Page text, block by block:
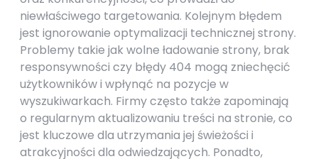
niewłaściwego targetowania. Kolejnym błędem
jest ignorowanie optymalizacji technicznej strony.
Problemy takie jak wolne ładowanie strony, brak
responsywności czy błędy 404 mogą zniechęcić
użytkowników i wpłynąć na pozycje w
wyszukiwarkach. Firmy często także zapominają
o regularnym aktualizowaniu treści na stronie, co
jest kluczowe dla utrzymania jej świeżości i
atrakcyjności dla odwiedzających. Ponadto,